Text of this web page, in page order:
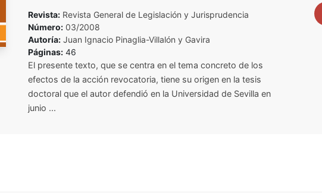
Revista:Revista General de Legislación y Jurisprudencia
Número:03/2008
Autoría: Juan Ignacio Pinaglia-Villalón y Gavira
Páginas:46
El presente texto, que se centra en el tema concreto de los
efectos de la acción revocatoria, tiene su origen en la tesis
doctoral que el autor defendió en la Universidad de Sevilla en
junio ...